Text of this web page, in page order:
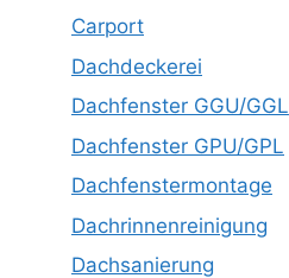
Carport
Dachdeckerei
Dachfenster GGU/GGL
Dachfenster GPU/GPL
Dachfenstermontage
Dachrinnenreinigung
Dachsanierung